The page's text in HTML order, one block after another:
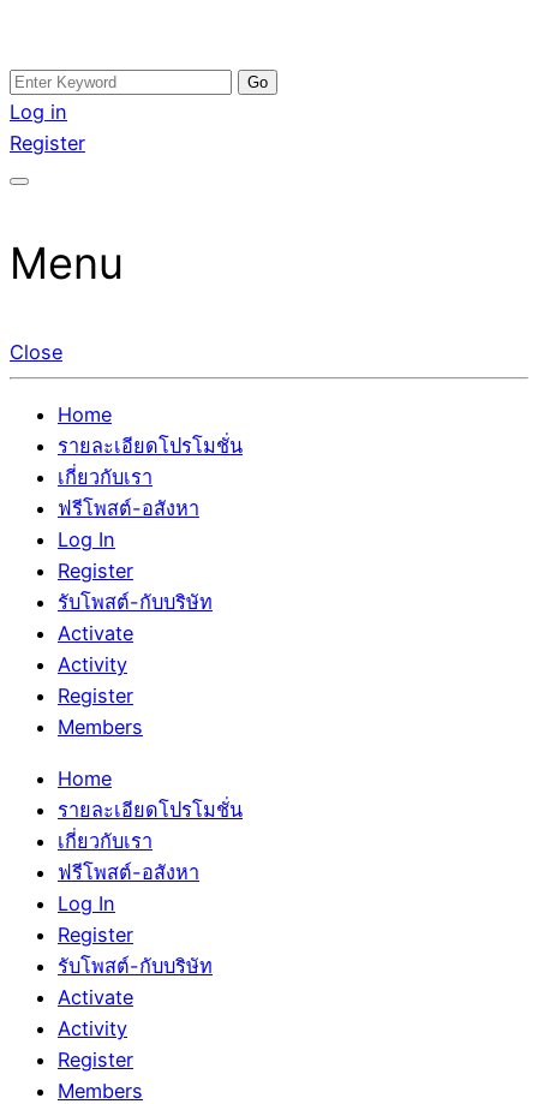
Skip
to
content
อสังหาโพสต์ รีวิวเยอะ รับจ้างโพสต์ขายบ้าน รับจ้างโพสต์อสัง
หา แตกต่างอย่างตั้งใจ รับรองผล อันดับ1 การโพสต์ขายอสังหา
กับทีมงานบริษัท บ้าน ที่ดิน คอนโด ติดGoogleหน้าแรกได้จริงๆ
รับจ้างโพสอสังหา ขายบ้าน อสังหาโพสต์ เชื่อถือได้จริง รับ
โพสต์ ที่ดิน กับทีมงานบริษัท ถูกและดีที่สุด ไม่มีค่านายหน้า
ขายได้จริงๆ ช่วยสร้างโอกาสในการขายได้มากกว่า ที่เดียว ที่
Search
for:
Log in
Register
Menu
Close
Home
รายละเอียดโปรโมชั่น
เกี่ยวกับเรา
ฟรีโพสต์-อสังหา
Log In
Register
รับโพสต์-กับบริษัท
Activate
Activity
Register
Members
Home
รายละเอียดโปรโมชั่น
เกี่ยวกับเรา
ฟรีโพสต์-อสังหา
Log In
Register
รับโพสต์-กับบริษัท
Activate
Activity
Register
Members